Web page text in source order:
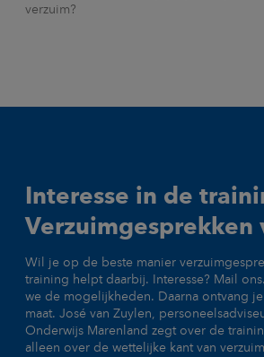
verzuim?
Interesse in de
Verzuimgesprekken
Wil je op de beste manier
training helpt daarbij. Interesse? Mail
we de mogelijkheden. Daarna ontvang
maat. José van Zuylen,
Onderwijs Marenland zegt over de
alleen over de wettelijke kant van